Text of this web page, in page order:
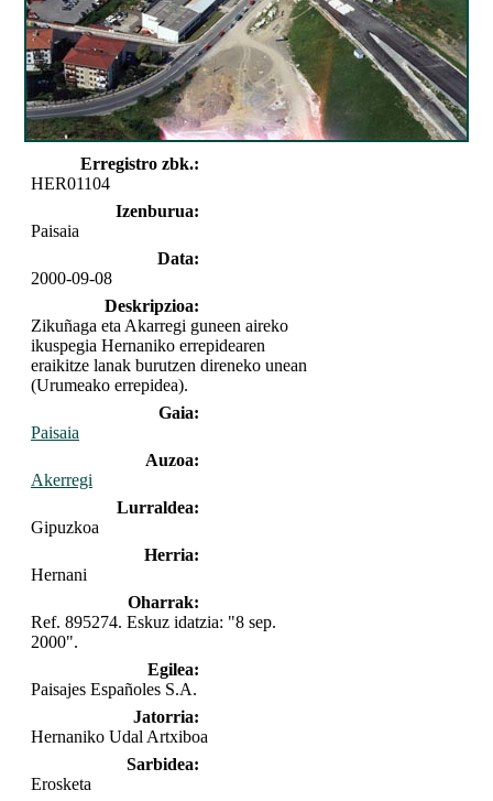
Erregistro zbk.:
HER01104
Izenburua:
Paisaia
Data:
2000-09-08
Deskripzioa:
Zikuñaga eta Akarregi guneen aireko
ikuspegia Hernaniko errepidearen
eraikitze lanak burutzen direneko unean
(Urumeako errepidea).
Gaia:
Paisaia
Auzoa:
Akerregi
Lurraldea:
Gipuzkoa
Herria:
Hernani
Oharrak:
Ref. 895274. Eskuz idatzia: "8 sep.
2000".
Egilea:
Paisajes Españoles S.A.
Jatorria:
Hernaniko Udal Artxiboa
Sarbidea:
Erosketa